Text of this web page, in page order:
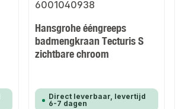
Hansgrohe ééngreeps
badmengkraan Tecturis S
zichtbare chroom
Direct leverbaar, levertijd
6-7 dagen